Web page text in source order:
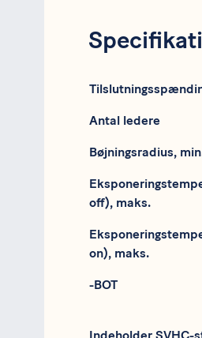
Specifikation
Antal ledere
Bøjningsradius,
off), maks.
on), maks.
-BOT